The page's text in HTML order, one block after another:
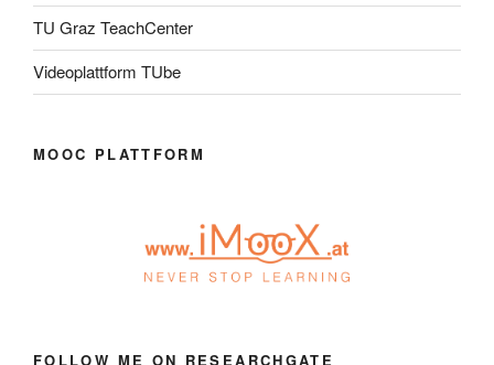
TU Graz TeachCenter
Videoplattform TUbe
MOOC PLATTFORM
FOLLOW ME ON RESEARCHGATE